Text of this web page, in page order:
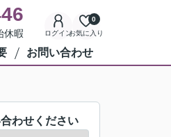
休暇 ログインお気に入り
0
お問い合わせ
わせください